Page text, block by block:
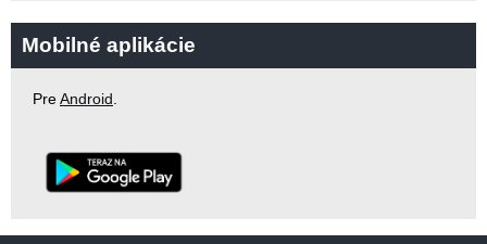
Mobilné aplikácie
PreAndroid.